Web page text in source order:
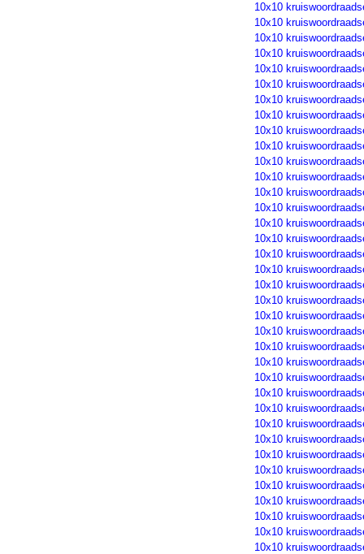
10x10
10x10
10x10
10x10
10x10
10x10
10x10
10x10
10x10
10x10
10x10
10x10
10x10
10x10
10x10
10x10
10x10
10x10
10x10
10x10
10x10
10x10
10x10
10x10
10x10
10x10
10x10
10x10
10x10
10x10
10x10
10x10
10x10
10x10
10x10
10x10